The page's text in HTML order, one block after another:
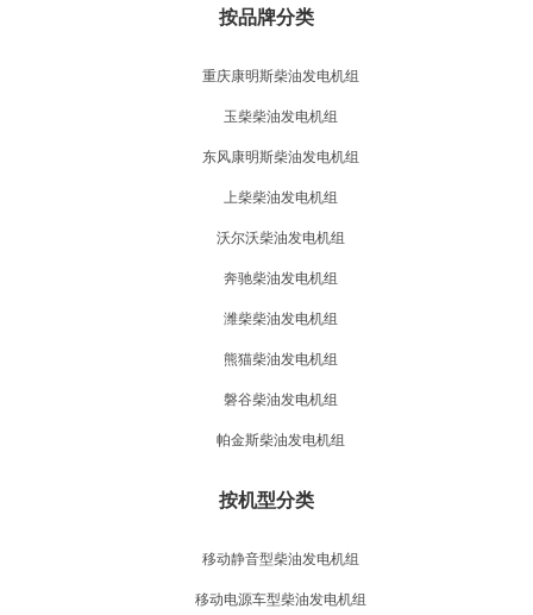
按品牌分类
重庆康明斯柴油发电机组
玉柴柴油发电机组
东风康明斯柴油发电机组
上柴柴油发电机组
沃尔沃柴油发电机组
奔驰柴油发电机组
潍柴柴油发电机组
熊猫柴油发电机组
磐谷柴油发电机组
帕金斯柴油发电机组
按机型分类
移动静音型柴油发电机组
移动电源车型柴油发电机组